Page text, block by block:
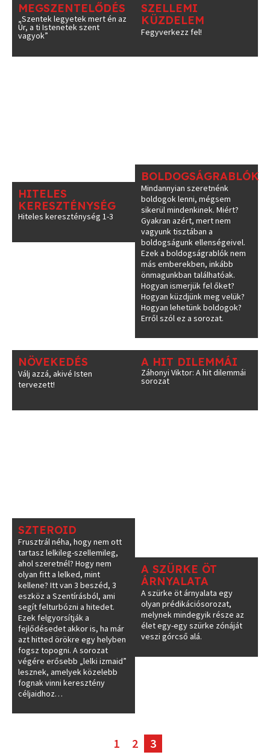
MEGSZENTELŐDÉS
„Szentek legyetek mert én az
Úr, a ti Istenetek szent
vagyok”
SZELLEMI
KÜZDELEM
Fegyverkezz fel!
HITELES
KERESZTÉNYSÉG
Hiteles kereszténység 1-3
BOLDOGSÁGRABLÓK
Mindannyian szeretnénk
boldogok lenni, mégsem
sikerül mindenkinek. Miért?
Gyakran azért, mert nem
vagyunk tisztában a
boldogságunk ellenségeivel.
Ezek a boldogságrablók nem
más emberekben, inkább
önmagunkban találhatóak.
Hogyan ismerjük fel őket?
Hogyan küzdjünk meg velük?
Hogyan lehetünk boldogok?
Erről szól ez a sorozat.
NÖVEKEDÉS
Válj azzá, akivé Isten
tervezett!
A HIT DILEMMÁI
Záhonyi Viktor: A hit dilemmái
sorozat
SZTEROID
Frusztrál néha, hogy nem ott
tartasz lelkileg-szellemileg,
ahol szeretnél? Hogy nem
olyan fitt a lelked, mint
kellene? Itt van 3 beszéd, 3
eszköz a Szentírásból, ami
segít felturbózni a hitedet.
Ezek felgyorsítják a
fejlődésedet akkor is, ha már
azt hitted örökre egy helyben
fogsz topogni. A sorozat
végére erősebb „lelki izmaid”
lesznek, amelyek közelebb
fognak vinni keresztény
céljaidhoz…
A SZÜRKE ÖT
ÁRNYALATA
A szürke öt árnyalata egy
olyan prédikációsorozat,
melynek mindegyik része az
élet egy-egy szürke zónáját
veszi górcső alá.
1 2 3